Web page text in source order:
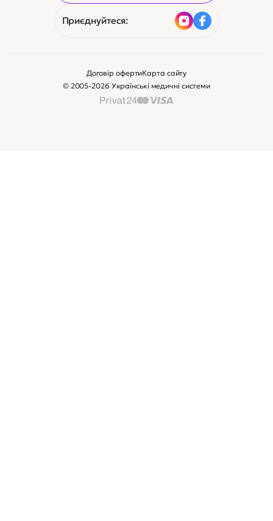
Приєднуйтеся:
© 2005-2026 Українські медичні системи
Договір офертиКарта сайту